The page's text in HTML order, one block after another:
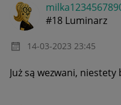
#18 Luminarz
‎14-03-2023 23:45
Już są wezwani,